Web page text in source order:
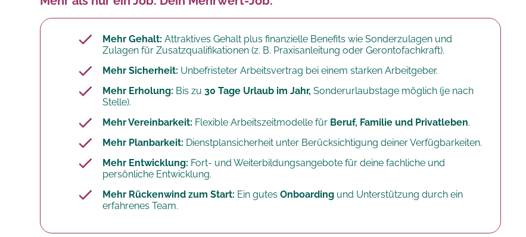
Mehr Gehalt: Attraktives Gehalt plus finanzielle Benefits wie Sonderzulagen und
Zulagen für Zusatzqualifikationen (z. B. Praxisanleitung oder Gerontofachkraft).
Mehr Sicherheit: Unbefristeter Arbeitsvertrag bei einem starken Arbeitgeber.
Mehr Erholung: Bis zu30 Tage Urlaub im Jahr, Sonderurlaubstage möglich (je nach
Stelle).
Mehr Vereinbarkeit: Flexible Arbeitszeitmodelle für Beruf, Familie und Privatleben.
Mehr Planbarkeit: Dienstplansicherheit unter Berücksichtigung deiner Verfügbarkeiten.
Mehr Entwicklung: Fort- und Weiterbildungsangebote für deine fachliche und
persönliche Entwicklung.
Mehr Rückenwind zum Start: Ein gutesOnboarding und Unterstützung durch ein
erfahrenes Team.